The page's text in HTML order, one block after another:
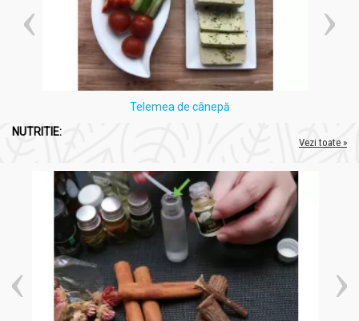
efectelor negative ale expunerii la soare și poate
contribui la hidratarea și sănătatea pielii.
Aport de minerale: Ciocolata neagră furnizează
minerale esențiale, cum ar fi fierul, magneziul și cuprul,
care sunt importante pentru sănătatea generală.
Scăderea riscului de diabet: Consumul moderat de
ciocolată neagră poate ajuta la menținerea nivelului de
Precauții, atenționări și sfaturi:
Ciocolata neagra 52%cacao mango fara zahar fara gluten
75g - TORRAS
Acest produs conține maltitol, un îndulcitor care poate
avea un efect laxativ în cazul consumului excesiv.
Consumați cu moderație.
Poate conține urme de: lapte, soia, nuci, susan.
Telemea de cânepă
NUTRITIE:
Vezi toate »